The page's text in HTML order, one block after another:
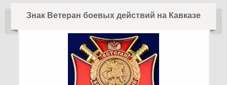
Знак Ветеран боевых действий на Кавказе